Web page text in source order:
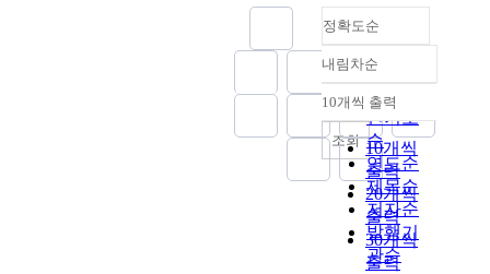
정확도순
정확도
순
인기도
순
연도순
제목순
저자순
발행기
관순
내림차순
내림차순
10개씩 출력
10개씩
출력
20개씩
출력
30개씩
출력
조회